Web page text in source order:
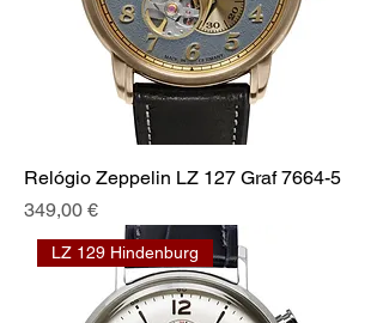
Relógio Zeppelin LZ 127 Graf 7664-5
Prix
349,00 €
LZ 129 Hindenburg